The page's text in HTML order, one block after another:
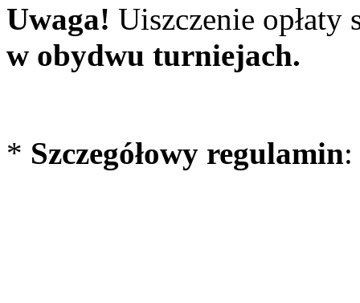
Uwaga! Uiszczenie opłaty
w obydwu turniejach.
* Szczegółowy regulamin: